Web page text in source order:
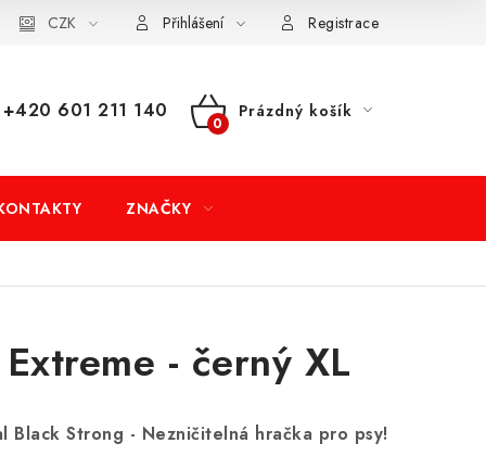
podmínky Doprava a platba Moje objednávka
CZK Přihlášení Registrace
601 211 140
NÁKUPNÍ
Prázdný košík
ZNAČKY
- černý XL
Black Strong - Nezničitelná hračka pro psy!